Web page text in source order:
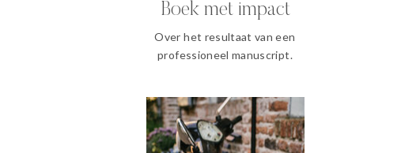
Boek met impact
Over het resultaat van een
professioneel manuscript.